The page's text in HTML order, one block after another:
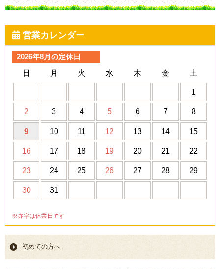
営業カレンダー
2026年8月の定休日
日
月 火 水 木 金 土
1
2 3 4 5 6 7 8
9 10 11 12 13 14 15
16 17 18 19 20 21 22
23 24 25 26 27 28 29
30 31
※赤字は休業日です
初めての方へ